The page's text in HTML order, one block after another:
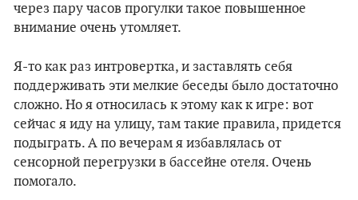
через пару часов прогулки такое повышенное
внимание очень утомляет.
Я-то как раз интровертка, и заставлять себя
поддерживать эти мелкие беседы было достаточно
сложно. Но я относилась к этому как к игре: вот
сейчас я иду на улицу, там такие правила, придется
подыграть. А по вечерам я избавлялась от
сенсорной перегрузки в бассейне отеля. Очень
помогало.